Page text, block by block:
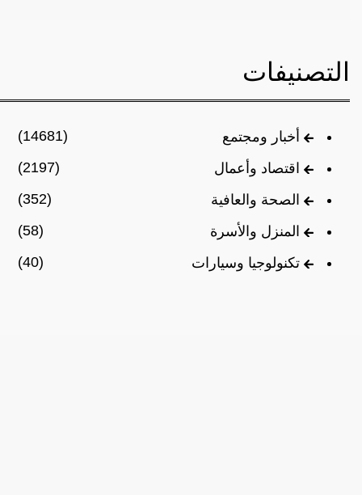
التصنيفات
أخبار ومجتمع
(14681)
اقتصاد وأعمال
(2197)
الصحة والعافية
(352)
المنزل والأسرة
(58)
تكنولوجيا وسيارات
(40)